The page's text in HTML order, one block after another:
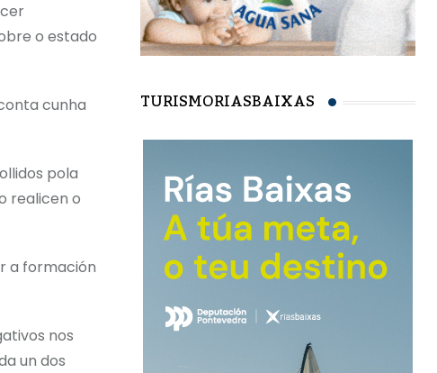
o estado
cunha
pola
realicen o
a formación
nos
un dos
TURISMORIASBAIXAS